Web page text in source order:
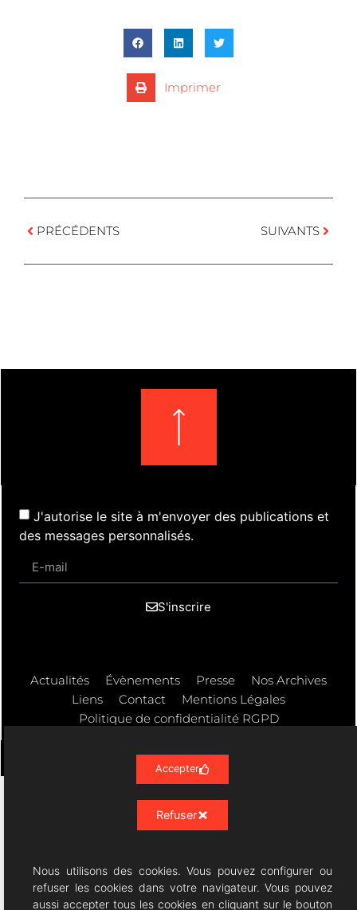
Imprimer
PRÉCÉDENTS SUIVANTS
J'autorise le site à m'envoyer des publications et
des messages personnalisés.
S'inscrire
Actualités Évènements Presse
Nos Archives
Liens
Contact
Mentions Légales
Politique de confidentialité RGPD
Résonances Lyriques - 07/23 -
Nous utilisons des cookies. Vous pouvez configurer ou
refuser les cookies dans votre navigateur. Vous pouvez
aussi accepter tous les cookies en cliquant sur le bouton
Accepter
Refuser